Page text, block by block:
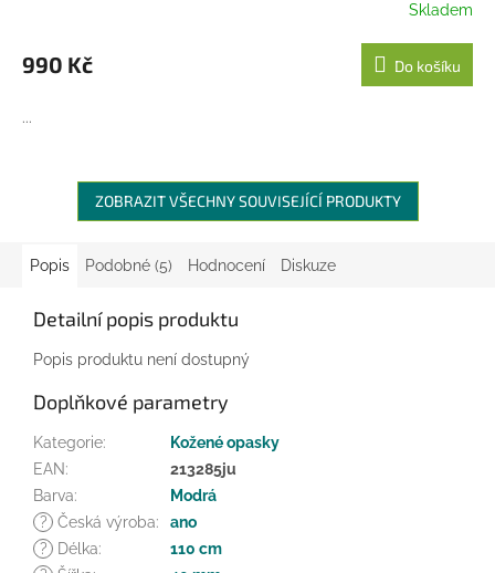
Skladem
990 Kč Do košíku
...
ZOBRAZIT VŠECHNY SOUVISEJÍCÍ PRODUKTY
Popis Podobné (5) Hodnocení Diskuze
Detailní popis produktu
Popis produktu není dostupný
Doplňkové parametry
Kategorie:
Kožené opasky
EAN:
213285ju
Barva:
Modrá
?
Česká výroba:
ano
?
Délka:
110 cm